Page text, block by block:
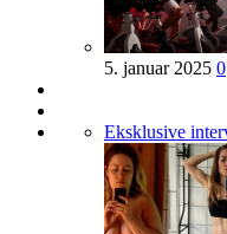
5. januar 2025 0
Eksklusive